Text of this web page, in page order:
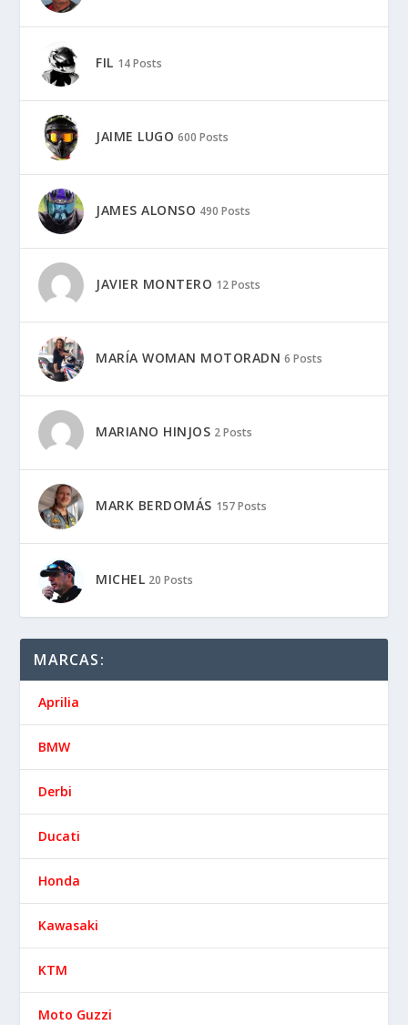
FIL 14 Posts
JAIME LUGO 600 Posts
JAMES ALONSO 490 Posts
JAVIER MONTERO 12 Posts
MARÍA WOMAN MOTORADN 6 Posts
MARIANO HINJOS 2 Posts
MARK BERDOMÁS 157 Posts
MICHEL 20 Posts
MARCAS:
Aprilia
BMW
Derbi
Ducati
Honda
Kawasaki
KTM
Moto Guzzi